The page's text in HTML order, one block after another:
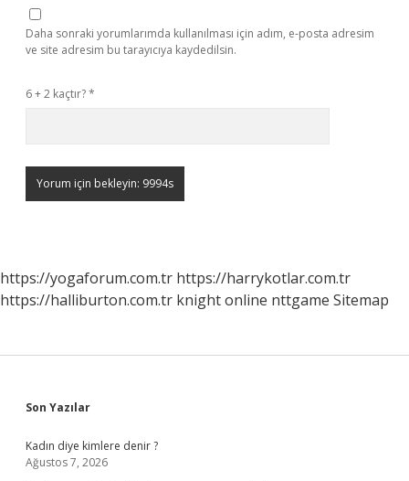
Daha sonraki yorumlarımda kullanılması için adım, e-posta adresim
ve site adresim bu tarayıcıya kaydedilsin.
6 + 2 kaçtır?*
https://yogaforum.com.tr https://harrykotlar.com.tr
https://halliburton.com.tr knight online nttgame Sitemap
Sidebar
Son Yazılar
Kadın diye kimlere denir ?
Ağustos 7, 2026